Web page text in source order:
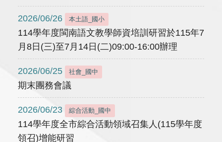
2026/06/26 本土語_國小
114學年度閩南語文教學師資培訓研習於115年7
月8日(三)至7月14日(二)09:00-16:00辦理
2026/06/25 社會_國中
期末團務會議
2026/06/23 綜合活動_國中
114學年度全市綜合活動領域召集人(115學年度
領召)增能研習